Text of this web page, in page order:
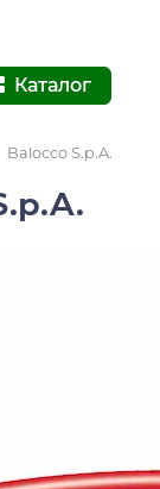
Каталог
Balocco S.p.A.